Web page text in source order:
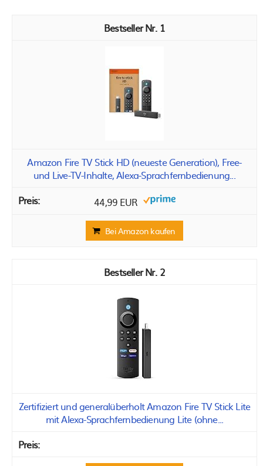
1
Amazon Fire TV Stick HD (neueste Generation), Free-
und Live-TV-Inhalte, Alexa-Sprachfernbedienung...
44,99 EUR
Bei Amazon kaufen
2
Zertifiziert und generalüberholt Amazon Fire TV Stick Lite
mit Alexa-Sprachfernbedienung Lite (ohne...